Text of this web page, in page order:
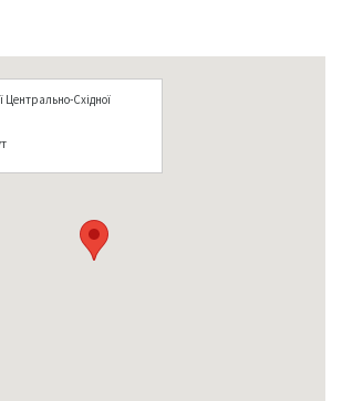
Центрально-Східної